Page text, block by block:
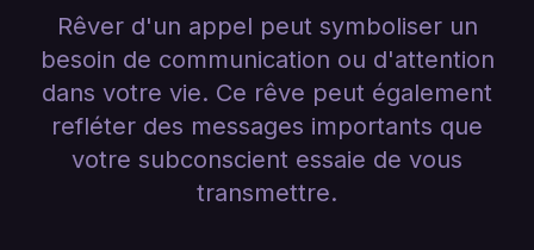
Rêver d'un appel peut symboliser un
besoin de communication ou d'attention
dans votre vie. Ce rêve peut également
refléter des messages importants que
votre subconscient essaie de vous
transmettre.